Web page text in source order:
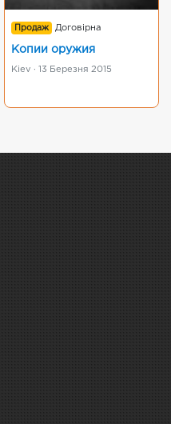
Продаж Договірна
Копии оружия
Kiev · 13 Березня 2015